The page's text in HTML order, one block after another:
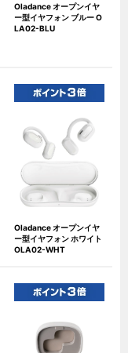
Oladance オープンイヤ
ー型イヤフォン ブルー O
LA02-BLU
Oladance オープンイヤ
ー型イヤフォン ホワイト
OLA02-WHT